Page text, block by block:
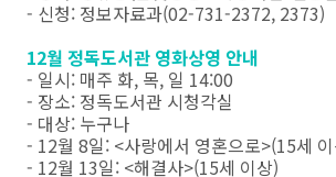
- 신청: 정보자료과(02-731-2372, 2373)
12월 정독도서관 영화상영 안내
- 일시: 매주 화, 목, 일 14:00
- 장소: 정독도서관 시청각실
- 대상: 누구나
- 12월 8일: <사랑에서 영혼으로>(15세
- 12월 13일: <해결사>(15세 이상)